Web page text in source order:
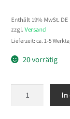
Enthält 19% MwSt. DE
zzgl. Versand
Lieferzeit: ca. 1-5
20 vorrätig
In